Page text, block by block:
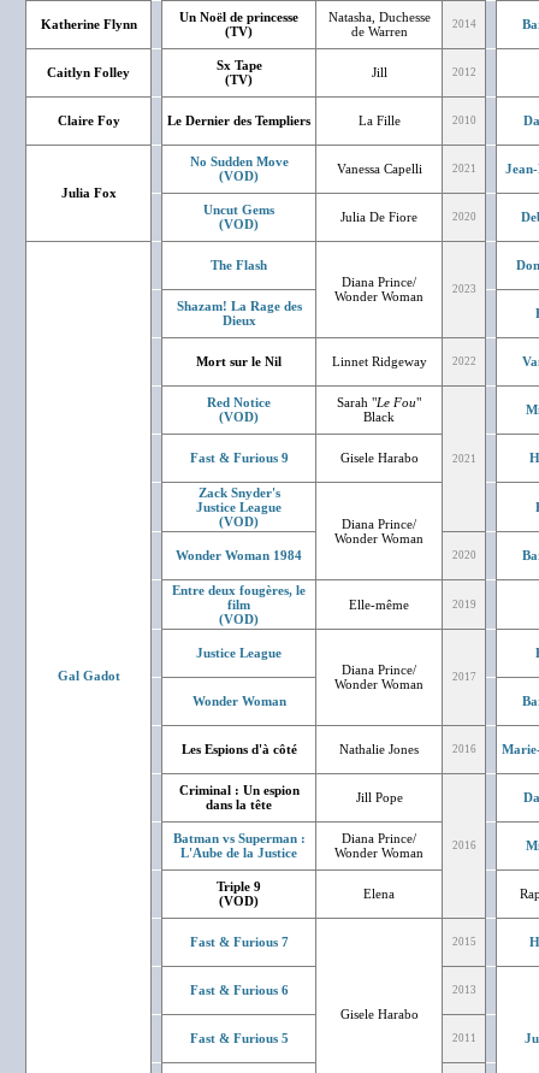
Katherine Flynn
Un Noël de princesse
(TV)
Natasha, Duchesse
de Warren
2014
Caitlyn Folley
Sx Tape
(TV)
Jill 2012
Claire Foy Le Dernier des Templiers La Fille 2010
Julia Fox
No Sudden Move
(VOD)
Vanessa Capelli 2021
Uncut Gems
(VOD)
Julia De Fiore 2020
Gal Gadot
The Flash
Diana Prince/
Wonder Woman
2023
Shazam! La Rage des
Dieux
Mort sur le Nil Linnet Ridgeway 2022
Red Notice
(VOD)
Sarah "Le Fou"
Black
2021
Fast & Furious 9 Gisele Harabo
Zack Snyder's
Justice League
(VOD)
Diana Prince/
Wonder Woman
Wonder Woman 1984 2020
Entre deux fougères, le
film
(VOD)
Elle-même 2019
Justice League
Diana Prince/
Wonder Woman
2017
Wonder Woman
Les Espions d'à côté Nathalie Jones 2016
Criminal : Un espion
dans la tête
Jill Pope
2016
Batman vs Superman :
L'Aube de la Justice
Diana Prince/
Wonder Woman
Triple 9
(VOD)
Elena
Fast & Furious 7
Gisele Harabo
2015
Fast & Furious 6 2013
Fast & Furious 5 2011